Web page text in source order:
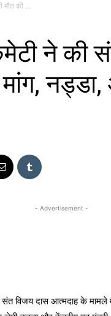
मौत की ...
ने की
नड्डा,
- Advertisement -
विजय दास आत्मदाह के मामले